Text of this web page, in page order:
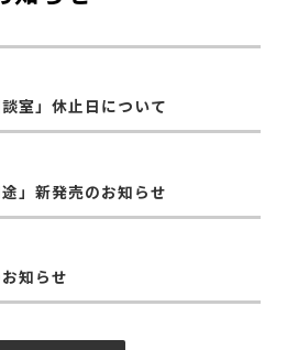
室」休止日について
」新発売のお知らせ
知らせ